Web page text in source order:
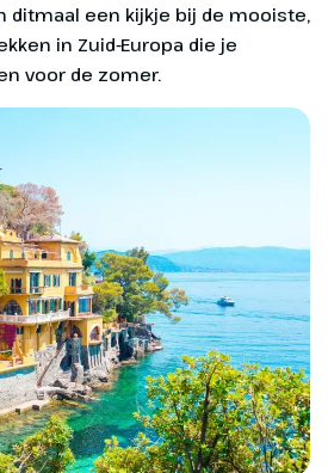
ditmaal een kijkje bij de mooiste,
in Zuid-Europa die je
voor de zomer.